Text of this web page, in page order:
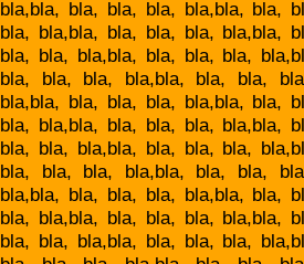
bla,bla, bla, bla, bla, bla,bla, bla,
bla, bla,bla, bla, bla, bla, bla,bla,
bla, bla, bla,bla, bla, bla, bla,
bla, bla, bla, bla,bla, bla, bla,
bla,bla, bla, bla, bla, bla,bla, bla,
bla, bla,bla, bla, bla, bla, bla,bla,
bla, bla, bla,bla, bla, bla, bla,
bla, bla, bla, bla,bla, bla, bla,
bla,bla, bla, bla, bla, bla,bla, bla,
bla, bla,bla, bla, bla, bla, bla,bla,
bla, bla, bla,bla, bla, bla, bla,